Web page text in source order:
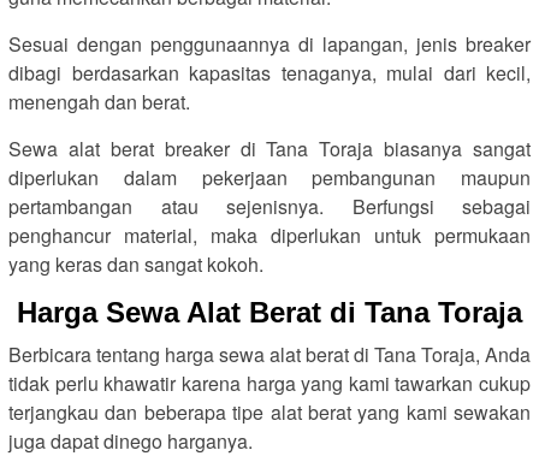
Sesuai dengan penggunaannya di lapangan, jenis breaker
dibagi berdasarkan kapasitas tenaganya, mulai dari kecil,
menengah dan berat.
Sewa alat berat breaker di Tana Toraja biasanya sangat
diperlukan dalam pekerjaan pembangunan maupun
pertambangan atau sejenisnya. Berfungsi sebagai
penghancur material, maka diperlukan untuk permukaan
yang keras dan sangat kokoh.
Harga Sewa Alat Berat di Tana Toraja
Berbicara tentang harga sewa alat berat di Tana Toraja, Anda
tidak perlu khawatir karena harga yang kami tawarkan cukup
terjangkau dan beberapa tipe alat berat yang kami sewakan
juga dapat dinego harganya.